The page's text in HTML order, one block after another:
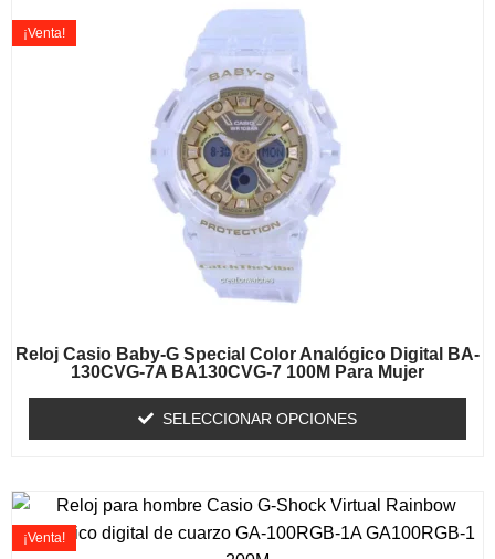
Reloj Casio Baby-G Special Color Analógico Digital BA-
130CVG-7A BA130CVG-7 100M Para Mujer
¡Venta!
SELECCIONAR OPCIONES
¡Venta!